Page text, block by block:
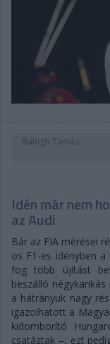
Balogh Tamás
Idén már nem
az Audi
Bár az FIA mérései
os F1-es idényben
fog több újítást
beszálló
a hátrányuk nagy
igazolhatott a
kidomborító
csatáztak –, ezt